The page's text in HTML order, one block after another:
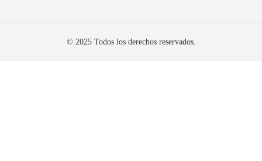
© 2025 Todos los derechos reservados.